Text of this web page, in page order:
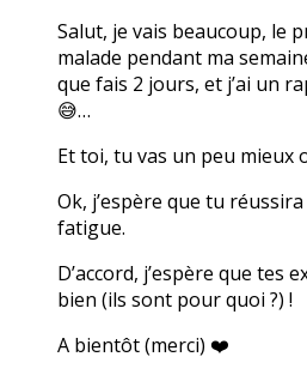
Salut, je vais beaucoup, le
malade pendant ma
que fais 2 jours, et j’ai un
😅…
Et toi, tu vas un peu mieux
Ok, j’espère que tu
fatigue.
D’accord, j’espère que tes
bien (ils sont pour quoi ?) !
A bientôt (merci) ❤️